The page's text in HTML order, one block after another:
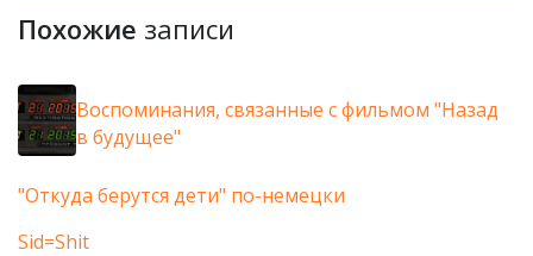
Похожие записи
Воспоминания, связанные с фильмом "Назад
в будущее"
"Откуда берутся дети" по-немецки
Sid=Shit